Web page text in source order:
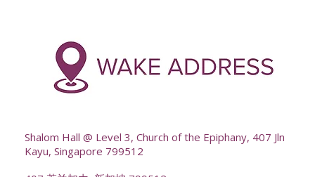
Shalom Hall @ Level 3, Church of the Epiphany, 407 Jln
Kayu, Singapore 799512